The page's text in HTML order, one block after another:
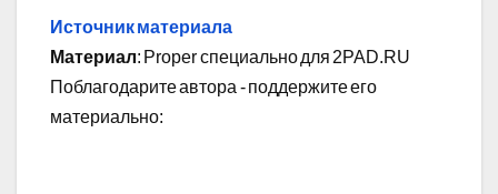
Источник материала
Материал: Proper специально для 2PAD.RU
Поблагодарите автора - поддержите его
материально: